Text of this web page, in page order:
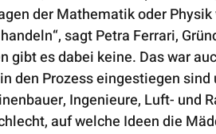
der Mathematik oder
sagt Petra Ferrari,
gibt es dabei keine. Das war
den Prozess eingestiegen
Ingenieure, Luft- und
auf welche Ideen die